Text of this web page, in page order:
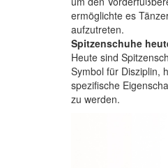
ermöglichte es
aufzutreten.
Spitzenschuhe
Heute sind
Symbol für Disziplin,
spezifische
zu werden.